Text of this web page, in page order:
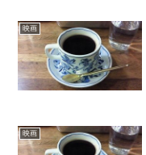
映画
映画